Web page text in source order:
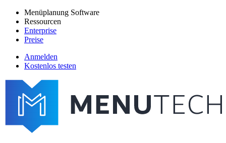
Direkt
zum
Inhalt
Main
navigation
Menüplanung Software
Ressourcen
Enterprise
Preise
menutech
navigation
Anmelden
Kostenlos testen